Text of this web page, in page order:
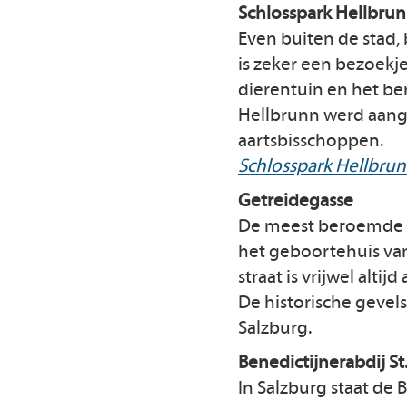
Schlosspark
Even buiten de
is zeker een
dierentuin en het
Hellbrunn werd
aartsbisschoppen.
Schlosspark
Getreidegasse
De meest beroemde
het geboortehuis
straat is vrijwel altijd
De historische
Salzburg.
Benedictijnerabdij
In Salzburg staat de